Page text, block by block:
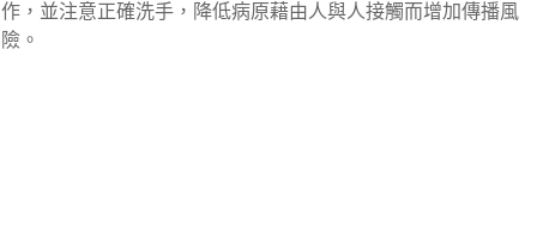
作，並注意正確洗手，降低病原藉由人與人接觸而增加傳播風
險。